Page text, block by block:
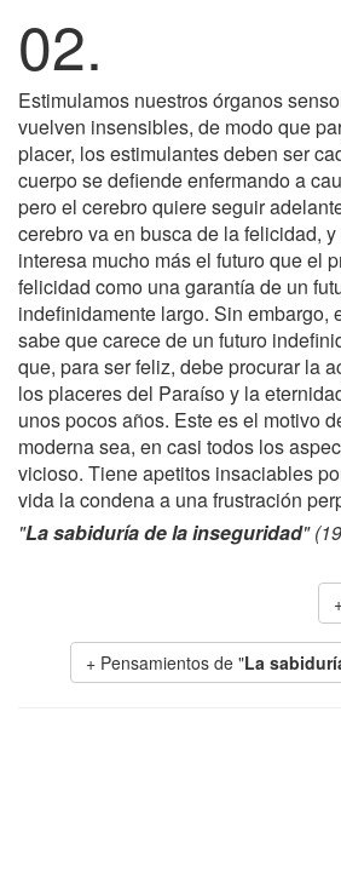
02.
Estimulamos nuestros órganos
vuelven insensibles, de modo que
placer, los estimulantes deben ser
cuerpo se defiende enfermando a
pero el cerebro quiere seguir
cerebro va en busca de la felicidad,
interesa mucho más el futuro que el
felicidad como una garantía de un
indefinidamente largo. Sin embargo,
sabe que carece de un futuro
que, para ser feliz, debe procurar la
los placeres del Paraíso y la
unos pocos años. Este es el motivo
moderna sea, en casi todos los
vicioso. Tiene apetitos insaciables
vida la condena a una frustración
"La sabiduría de la inseguridad"
+ Pensamientos de "La